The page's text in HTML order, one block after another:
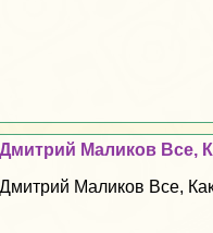
Дмитрий Маликов Все,
Дмитрий Маликов Все,